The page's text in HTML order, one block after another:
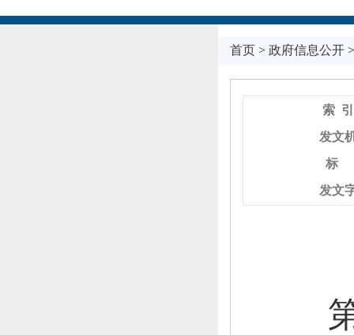
首页> 政府信息公开
索
发文
标
发文
第